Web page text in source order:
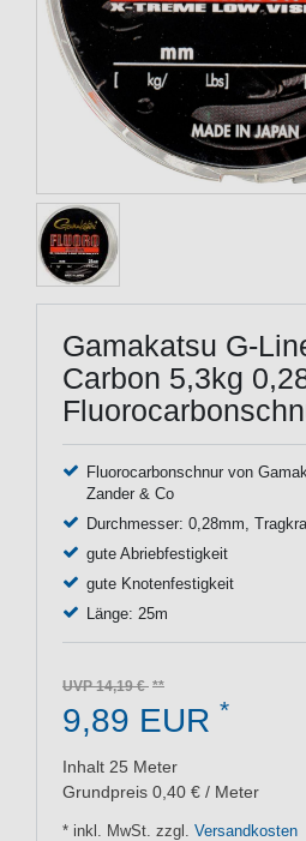
Gamakatsu G-
Carbon 5,3kg
Fluorocarbonschnur von
Zander & Co
Durchmesser: 0,28mm,
gute Abriebfestigkeit
gute Knotenfestigkeit
Länge: 25m
UVP 14,19 €
9,89 EUR *
Inhalt 25 Meter
Grundpreis 0,40 € / Meter
* inkl. MwSt. zzgl. Versandkosten